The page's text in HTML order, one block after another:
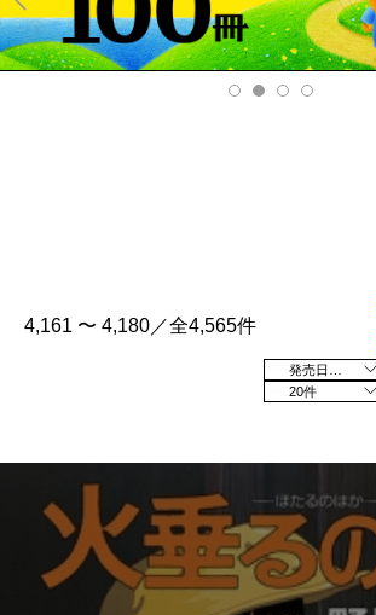
Pre
v
4,161 〜 4,180／全4,565件
20件